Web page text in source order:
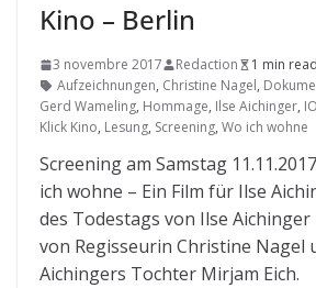
Kino – Berlin
3 novembre 2017 Redaction
1 min read
Aufzeichnungen, Christine Nagel,
Gerd Wameling, Hommage, Ilse Aichinger,
Klick Kino, Lesung, Screening, Wo ich wohne
Screening am Samstag
ich wohne – Ein Film für Ilse
des Todestags von Ilse
von Regisseurin Christine Nagel
Aichingers Tochter Mirjam Eich.